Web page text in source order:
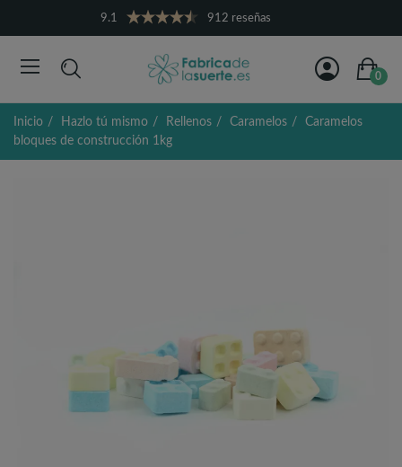
9.1 912 reseñas
0
Inicio Hazlo tú mismo Rellenos Caramelos
Caramelos
bloques de construcción 1kg